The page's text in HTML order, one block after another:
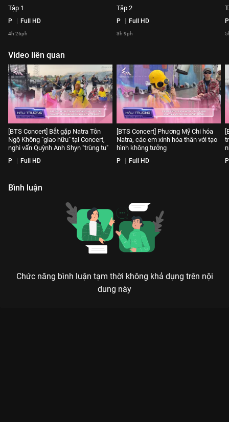
Tập 1
P Full HD
4h 26ph
Tập 2
P Full HD
3h 9ph
P
Video liên quan
[BTS Concert] Bắt gặp Natra Tôn
Ngộ Không "giao hữu" tại Concert,
nghi vấn Quỳnh Anh Shyn "trùng tu"
P Full HD
[BTS Concert] Phương Mỹ Chi hóa
Natra, các em xinh hóa thân với tạo
hình không tưởng
P Full HD P
Bình luận
Chức năng bình luận tạm thời không khả dụng trên nội
dung này